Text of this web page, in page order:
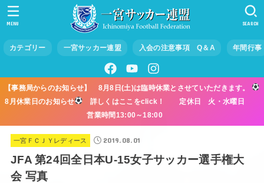
カテゴリー 一宮サッカー連盟 入会の注意事項 Q＆A 年間行事
SEARCH
MENU
【事務局からのお知らせ】 8月8日(土)は臨時休業とさせていただきます。
8月休業日のお知らせ
詳しくはここをclick！ 定休日 火・水曜日
営業時間13:00～18:00
一宮ＦＣＪＹレディース 2019.08.01
JFA 第24回全日本U-15女子サッカー選手権大
会 写真